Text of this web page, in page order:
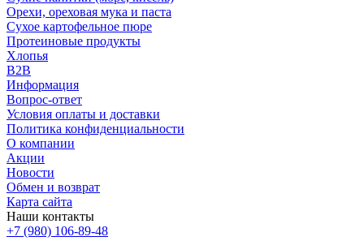
Орехи, ореховая мука и паста
Сухое картофельное пюре
Протеиновые продукты
Хлопья
B2B
Информация
Вопрос-ответ
Условия оплаты и доставки
Политика конфиденциальности
О компании
Акции
Новости
Обмен и возврат
Карта сайта
Наши контакты
+7 (980) 106-89-48